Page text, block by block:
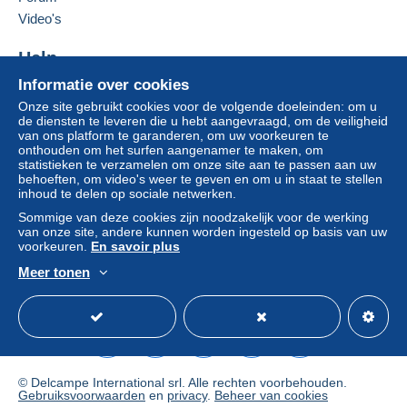
moeten deze als nietig worden beschouwd. De
Delcampe, zoals gedefinieerd in de
toepassing zijn.
Aankopen moeten worden betaald binnen14
dagenna ontvangst van de eindafrekening van de
verkoper.
Verzendkosten post naar Nederlandse postwet.
Shipping costs post to Dutch postal law. - Do not ship to
Russia
Les frais de port sont à la loi postale néerlandaise.
Alle betalingen worden gedaan via
PayPal
Mangopay
, afhankelijk van de mogelijkheden die de
De koper gebruikt de middelen die Delcampe ter
Informatie over cookies
Onze site gebruikt cookies voor de volgende doeleinden: om u
de diensten te leveren die u hebt aangevraagd, om de veiligheid
van ons platform te garanderen, om uw voorkeuren te
onthouden om het surfen aangenamer te maken, om
statistieken te verzamelen om onze site aan te passen aan uw
behoeften, om video's weer te geven en om u in staat te stellen
inhoud te delen op sociale netwerken.
Sommige van deze cookies zijn noodzakelijk voor de werking
van onze site, andere kunnen worden ingesteld op basis van uw
voorkeuren. En savoir plus
Meer tonen
Video's
Help
Hulpcentrum
Kopen op Delcampe
Verkopen op Delcampe
Een beveiligde website
© Delcampe International srl. Alle rechten voorbehouden.
Gebruiksvoorwaarden en privacy. Beheer van cookies